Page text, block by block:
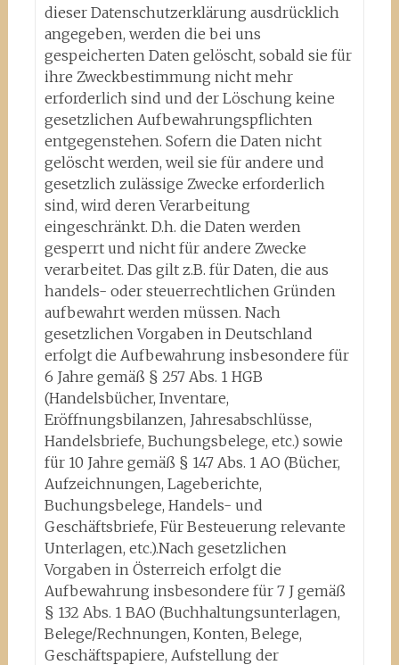
dieser Datenschutzerklärung ausdrücklich
angegeben, werden die bei uns
gespeicherten Daten gelöscht, sobald sie für
ihre Zweckbestimmung nicht mehr
erforderlich sind und der Löschung keine
gesetzlichen Aufbewahrungspflichten
entgegenstehen. Sofern die Daten nicht
gelöscht werden, weil sie für andere und
gesetzlich zulässige Zwecke erforderlich
sind, wird deren Verarbeitung
eingeschränkt. D.h. die Daten werden
gesperrt und nicht für andere Zwecke
verarbeitet. Das gilt z.B. für Daten, die aus
handels- oder steuerrechtlichen Gründen
aufbewahrt werden müssen. Nach
gesetzlichen Vorgaben in Deutschland
erfolgt die Aufbewahrung insbesondere für
6 Jahre gemäß § 257 Abs. 1 HGB
(Handelsbücher, Inventare,
Eröffnungsbilanzen, Jahresabschlüsse,
Handelsbriefe, Buchungsbelege, etc.) sowie
für 10 Jahre gemäß § 147 Abs. 1 AO (Bücher,
Aufzeichnungen, Lageberichte,
Buchungsbelege, Handels- und
Geschäftsbriefe, Für Besteuerung relevante
Unterlagen, etc.).Nach gesetzlichen
Vorgaben in Österreich erfolgt die
Aufbewahrung insbesondere für 7 J gemäß
§ 132 Abs. 1 BAO (Buchhaltungsunterlagen,
Belege/Rechnungen, Konten, Belege,
Geschäftspapiere, Aufstellung der